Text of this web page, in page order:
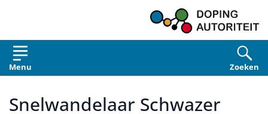
Menu Zoeken
Snelwandelaar Schwazer